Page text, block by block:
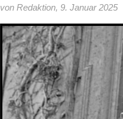
von Redaktion, 9. Januar 2025